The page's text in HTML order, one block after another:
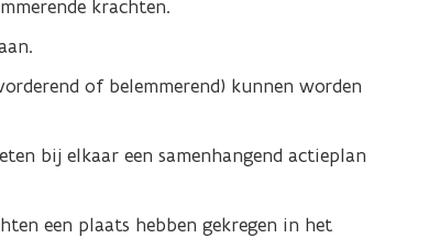
krachten.
of belemmerend) kunnen worden
bij elkaar een samenhangend actieplan
een plaats hebben gekregen in het